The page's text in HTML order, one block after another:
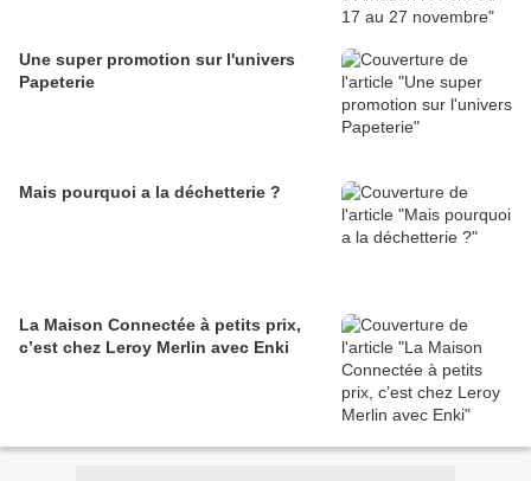
Une super promotion sur l'univers
Papeterie
Mais pourquoi a la déchetterie ?
La Maison Connectée à petits prix,
c’est chez Leroy Merlin avec Enki